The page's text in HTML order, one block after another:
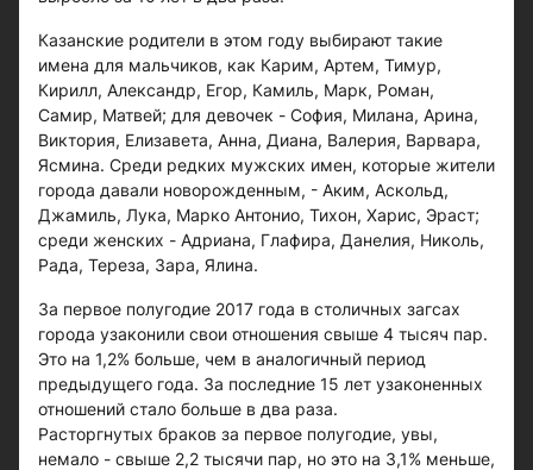
Казанские родители в этом году выбирают такие
имена для мальчиков, как Карим, Артем, Тимур,
Кирилл, Александр, Егор, Камиль, Марк, Роман,
Самир, Матвей; для девочек - София, Милана, Арина,
Виктория, Елизавета, Анна, Диана, Валерия, Варвара,
Ясмина. Среди редких мужских имен, которые жители
города давали новорожденным, - Аким, Аскольд,
Джамиль, Лука, Марко Антонио, Тихон, Харис, Эраст;
среди женских - Адриана, Глафира, Данелия, Николь,
Рада, Тереза, Зара, Ялина.
За первое полугодие 2017 года в столичных загсах
города узаконили свои отношения свыше 4 тысяч пар.
Это на 1,2% больше, чем в аналогичный период
предыдущего года. За последние 15 лет узаконенных
отношений стало больше в два раза.
Расторгнутых браков за первое полугодие, увы,
немало - свыше 2,2 тысячи пар, но это на 3,1% меньше,